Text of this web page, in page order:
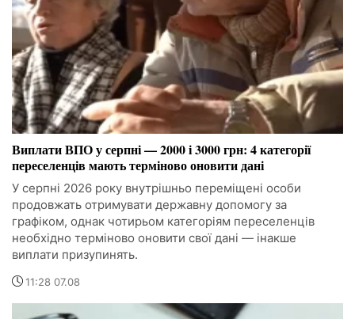
Виплати ВПО у серпні — 2000 і 3000 грн: 4 категорії
переселенців мають терміново оновити дані
У серпні 2026 року внутрішньо переміщені особи
продовжать отримувати державну допомогу за
графіком, однак чотирьом категоріям переселенців
необхідно терміново оновити свої дані — інакше
виплати призупинять.
11:28 07.08